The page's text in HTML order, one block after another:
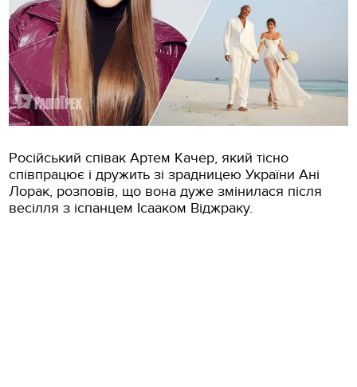
Російський співак Артем Качер, який тісно
співпрацює і дружить зі зрадницею України Ані
Лорак, розповів, що вона дуже змінилася після
весілля з іспанцем Ісааком Віджраку.